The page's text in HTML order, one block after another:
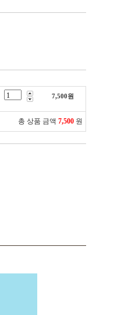
7,500원
총 상품 금액 7,500 원